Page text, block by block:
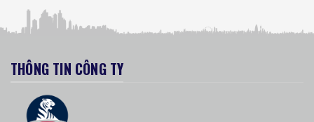
THÔNG TIN CÔNG TY